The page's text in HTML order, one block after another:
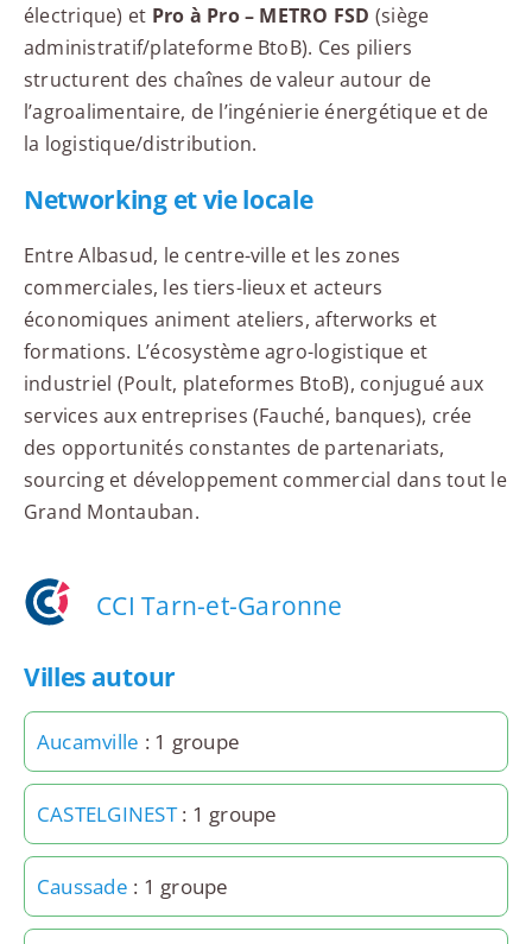
électrique) et Pro à Pro – METRO FSD (siège
administratif/plateforme BtoB). Ces piliers
structurent des chaînes de valeur autour de
l’agroalimentaire, de l’ingénierie énergétique et de
la logistique/distribution.
Networking et vie locale
Entre Albasud, le centre-ville et les zones
commerciales, les tiers-lieux et acteurs
économiques animent ateliers, afterworks et
formations. L’écosystème agro-logistique et
industriel (Poult, plateformes BtoB), conjugué aux
services aux entreprises (Fauché, banques), crée
des opportunités constantes de partenariats,
sourcing et développement commercial dans tout le
Grand Montauban.
CCI Tarn-et-Garonne
Villes autour
Aucamville : 1 groupe
CASTELGINEST: 1 groupe
Caussade : 1 groupe